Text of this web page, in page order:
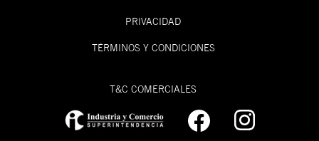
PRIVACIDAD
TÉRMINOS Y CONDICIONES
T&C COMERCIALES